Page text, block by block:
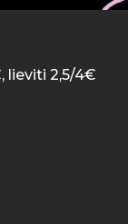
lieviti 2,5/4€